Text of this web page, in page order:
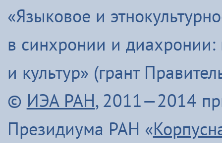
«Языковое и
в синхронии и диахронии:
и культур» (грант
© ИЭА РАН, 2011—2014
Президиума РАН «